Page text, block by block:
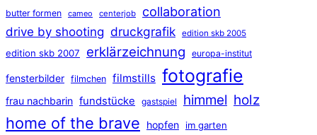
butter formen cameo centerjob collaboration
drive by shooting druckgrafik edition skb 2005
edition skb 2007 erklärzeichnung europa-institut
fensterbilder filmchen filmstills fotografie
frau nachbarin fundstücke gastspiel himmel holz
home of the brave hopfen im garten